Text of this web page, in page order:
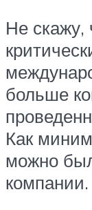
Не скажу,
больше
Как
можно
компании.